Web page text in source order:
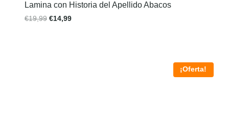
Lamina con Historia del Apellido Abacos
€19,99 €14,99
¡Oferta!